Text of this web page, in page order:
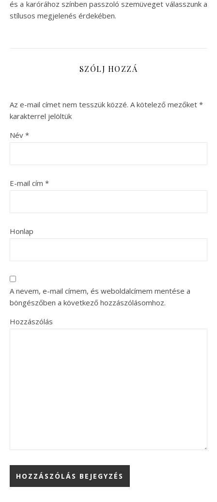
és a karórához színben passzoló szemüveget válasszunk a
stílusos megjelenés érdekében.
SZÓLJ HOZZÁ
Az e-mail címet nem tesszük közzé. A kötelező mezőket *
karakterrel jelöltük
Név *
E-mail cím *
Honlap
A nevem, e-mail címem, és weboldalcímem mentése a
böngészőben a következő hozzászólásomhoz.
Hozzászólás